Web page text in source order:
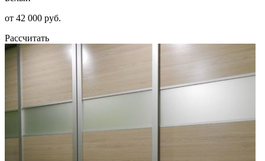
от 42 000 руб.
Рассчитать